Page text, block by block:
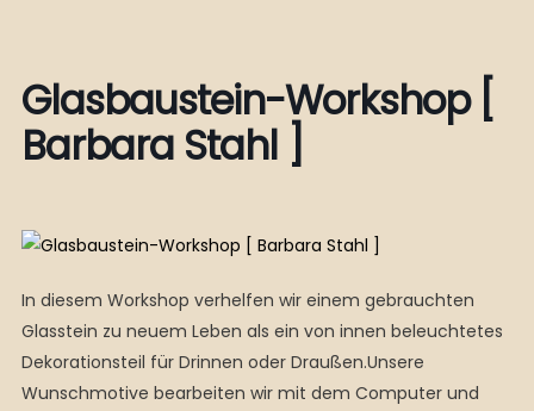
Glasbaustein-Workshop [
Barbara Stahl ]
In diesem Workshop verhelfen wir einem gebrauchten
Glasstein zu neuem Leben als ein von innen beleuchtetes
Dekorationsteil für Drinnen oder Draußen.Unsere
Wunschmotive bearbeiten wir mit dem Computer und